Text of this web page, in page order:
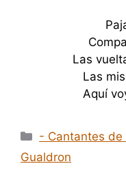
Las
Las
Aquí
Categorías
- Cantantes de
Gualdron